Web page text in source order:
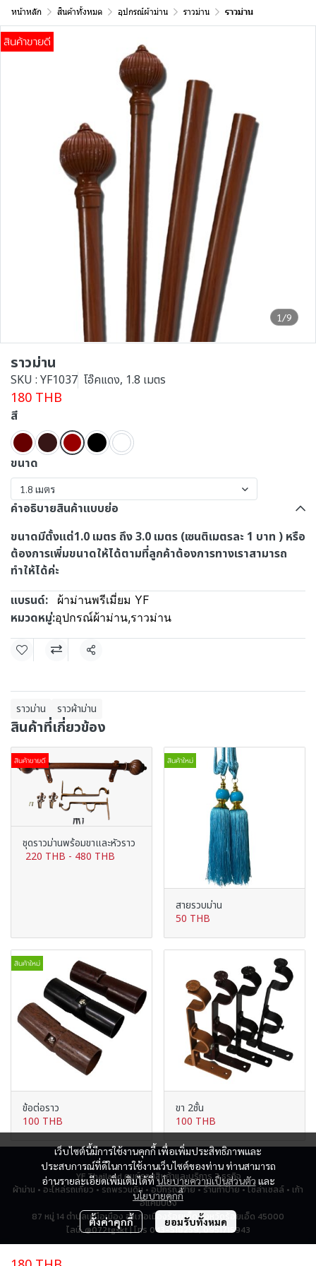
หน้าหลัก สินค้าทั้งหมด อุปกรณ์ผ้าม่าน ราวม่าน ราวม่าน
1/9
สินค้าขายดี
ราวม่าน
SKU : YF1037 โอ๊คแดง, 1.8 เมตร
180 THB
สี
ขนาด
1.8 เมตร
คำอธิบายสินค้าแบบย่อ
ขนาดมีตั้งแต่1.0 เมตร ถึง 3.0 เมตร (เซนติเมตรละ 1 บาท ) หรือ
ต้องการเพิ่มขนาดให้ได้ตามที่ลูกค้าต้องการทางเราสามารถ
ทำให้ได้ค่ะ
แบรนด์:
ผ้าม่านพรีเมี่ยม YF
หมวดหมู่:อุปกรณ์ผ้าม่าน,ราวม่าน
แชร์
ราวม่าน ราวผ้าม่าน
สินค้าที่เกี่ยวข้อง
สินค้าขายดี
ชุดราวม่านพร้อมขาและหัวราว
220 THB - 480 THB
สินค้าใหม่
สายรวบม่าน
50 THB
สินค้าใหม่
ข้อต่อราว
100 THB
ขา 2ชั้น
100 THB
เว็บไซต์นี้มีการใช้งานคุกกี้ เพื่อเพิ่มประสิทธิภาพและ
ประสบการณ์ที่ดีในการใช้งานเว็บไซต์ของท่าน ท่านสามารถ
อ่านรายละเอียดเพิ่มเติมได้ที่นโยบายความเป็นส่วนตัว และ
นโยบายคุกกี้
ตั้งค่าคุกกี้ ยอมรับทั้งหมด
YF Thailand ศูนย์รวมสินค้าและบริการ 7 ธุรกิจ
ผ้าม่าน • อะไหล่รถเกี่ยว • รถพรวนดิน • อุปกรณ์ป้าย • ร้านทำป้าย • โซล่าเซลล์ • เก้า
อี้แคมป์ปิ้ง
87 หมู่ 14 ตำบลเหนือเมือง อำเภอเมืองร้อยเอ็ด จังหวัดร้อยเอ็ด 45000
ไลน์: @072tgskt | โทร 043-518259, 0951715943